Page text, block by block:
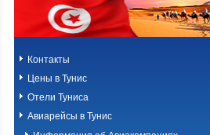
Контакты
Цены в Тунис
Отели Туниса
Авиарейсы в Тунис